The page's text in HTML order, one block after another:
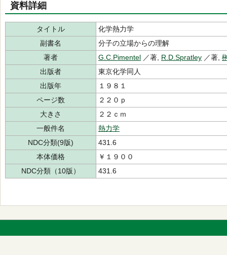
資料詳細
タイトル
化学熱力学
副書名
分子の立場からの理解
著者
G.C.Pimentel ／著, R.D.Spratley ／著,
出版者
東京化学同人
出版年
１９８１
ページ数
２２０ｐ
大きさ
２２ｃｍ
一般件名
熱力学
NDC分類(9版)
431.6
本体価格
￥１９００
NDC分類（10版）
431.6